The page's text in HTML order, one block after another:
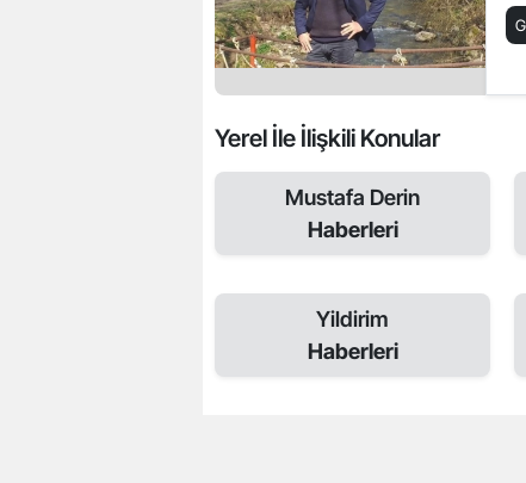
Yerel İle İlişkili Konular
Mustafa Derin
Haberleri
Yildirim
Haberleri